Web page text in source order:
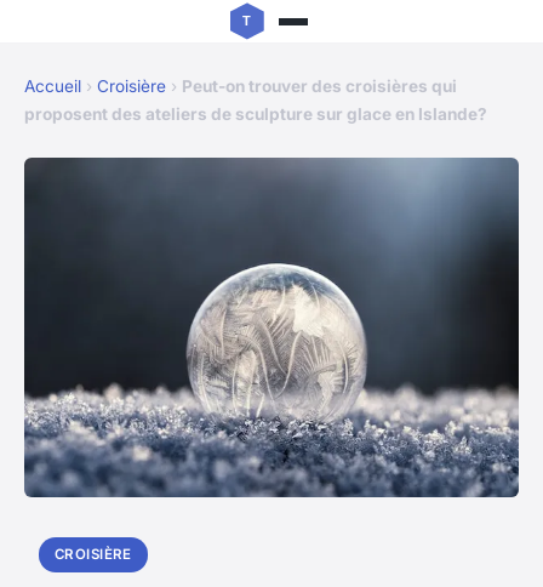
Accueil › Croisière › Peut-on trouver des croisières qui
proposent des ateliers de sculpture sur glace en Islande?
CROISIÈRE